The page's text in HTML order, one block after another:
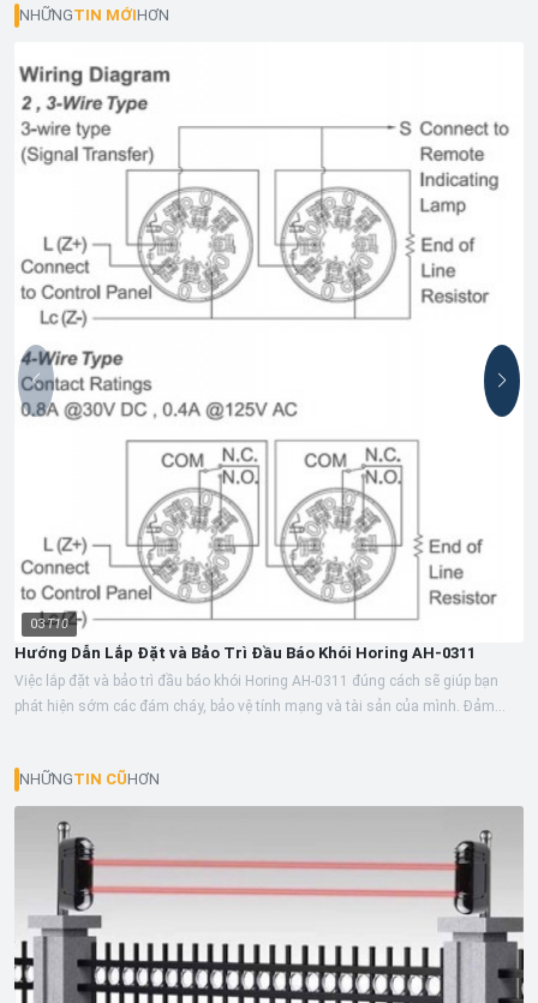
NHỮNGTIN MỚIHƠN
03T10
Hướng Dẫn Lắp Đặt và Bảo Trì Đầu Báo Khói Horing AH-0311
Việc lắp đặt và bảo trì đầu báo khói Horing AH-0311 đúng cách sẽ giúp bạn
phát hiện sớm các đám cháy, bảo vệ tính mạng và tài sản của mình. Đảm
NHỮNGTIN CŨHƠN